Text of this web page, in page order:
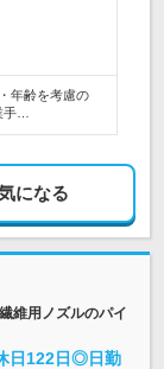
年齢を考慮の
手…
になる
維用ノズルのパイ
日122日◎日勤